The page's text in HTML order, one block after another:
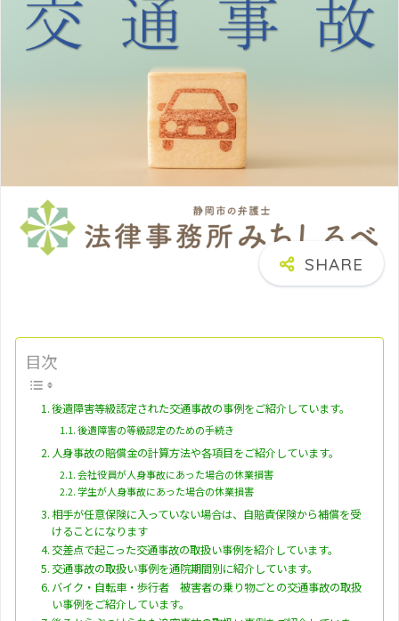
目次
後遺障害等級認定された交通事故の事例をご紹介しています。
後遺障害の等級認定のための手続き
人身事故の賠償金の計算方法や各項目をご紹介しています。
会社役員が人身事故にあった場合の休業損害
学生が人身事故にあった場合の休業損害
相手が任意保険に入っていない場合は、自賠責保険から補償を受
けることになります
交差点で起こった交通事故の取扱い事例を紹介しています。
交通事故の取扱い事例を通院期間別に紹介しています。
バイク・自転車・歩行者 被害者の乗り物ごとの交通事故の取扱
い事例をご紹介しています。